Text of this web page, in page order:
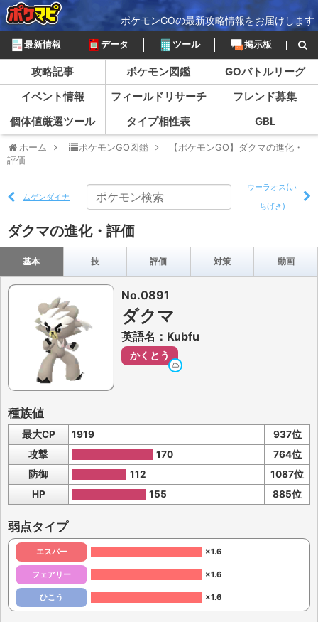
ポケモンGOの最新攻略情報をお届けします
最新情報 データ ツール 掲示板
攻略記事 ポケモン図鑑
GOバトルリーグ
イベント情報
フィールドリサーチ
フレンド募集
個体値厳選ツール
タイプ相性表 GBL
ホーム ポケモンGO図鑑
【ポケモンGO】ダクマの進化・
評価
ムゲンダイナ
ウーラオス(い
ちげき)
ダクマの進化・評価
基本 技 評価 対策 動画
No.0891
ダクマ
英語名：Kubfu
かくとう
種族値
最大CP 1919
937位
攻撃
170
764位
防御
112
1087位
HP
155 885位
弱点タイプ
エスパー ×1.6
フェアリー ×1.6
ひこう ×1.6